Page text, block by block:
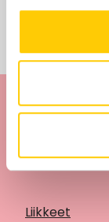
Liikkeet